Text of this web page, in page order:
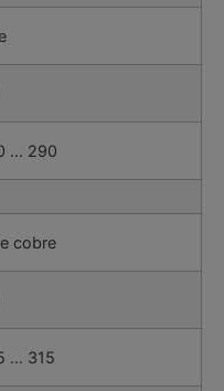
… 290
cobre
… 315